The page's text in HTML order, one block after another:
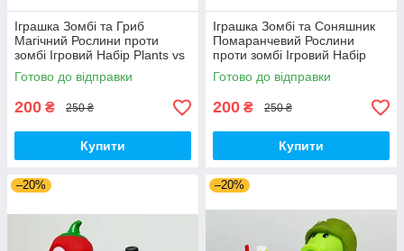
Іграшка Зомбі та Гриб
Магічний Рослини проти
зомбі Ігровий Набір Plants vs
Zombies (00179)
Готово до відправки
200 ₴ 250 ₴
Купити
Іграшка Зомбі та Соняшник
Помаранчевий Рослини
проти зомбі Ігровий Набір
Plants vs Zombies (00180)
Готово до відправки
200 ₴ 250 ₴
Купити
–20% –20%